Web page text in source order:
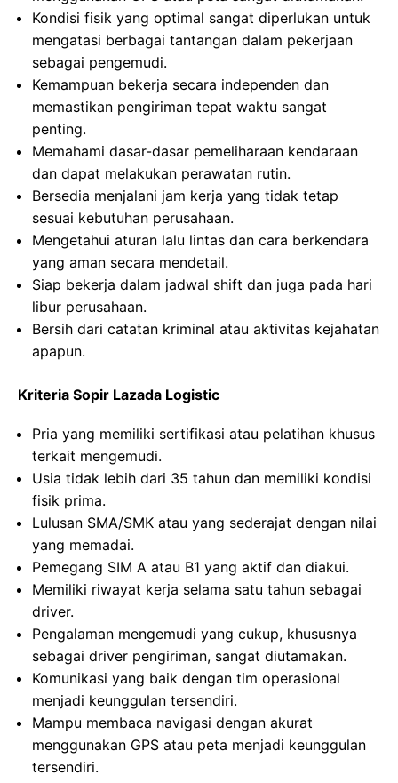
Kondisi fisik yang optimal sangat diperlukan untuk
mengatasi berbagai tantangan dalam pekerjaan
sebagai pengemudi.
Kemampuan bekerja secara independen dan
memastikan pengiriman tepat waktu sangat
penting.
Memahami dasar-dasar pemeliharaan kendaraan
dan dapat melakukan perawatan rutin.
Bersedia menjalani jam kerja yang tidak tetap
sesuai kebutuhan perusahaan.
Mengetahui aturan lalu lintas dan cara berkendara
yang aman secara mendetail.
Siap bekerja dalam jadwal shift dan juga pada hari
libur perusahaan.
Bersih dari catatan kriminal atau aktivitas kejahatan
apapun.
Kriteria Sopir Lazada Logistic
Pria yang memiliki sertifikasi atau pelatihan khusus
terkait mengemudi.
Usia tidak lebih dari 35 tahun dan memiliki kondisi
fisik prima.
Lulusan SMA/SMK atau yang sederajat dengan nilai
yang memadai.
Pemegang SIM A atau B1 yang aktif dan diakui.
Memiliki riwayat kerja selama satu tahun sebagai
driver.
Pengalaman mengemudi yang cukup, khususnya
sebagai driver pengiriman, sangat diutamakan.
Komunikasi yang baik dengan tim operasional
menjadi keunggulan tersendiri.
Mampu membaca navigasi dengan akurat
menggunakan GPS atau peta menjadi keunggulan
tersendiri.